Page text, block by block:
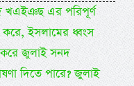
খএইঞছ এর পরিপূর্ণ
করে, ইসলামের ধ্বংস
জুলাই সনদ
দিতে পারে? জুলাই